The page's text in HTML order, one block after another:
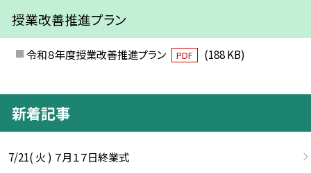
授業改善推進プラン
令和８年度授業改善推進プラン PDF (188 KB)
新着記事
7/21( 火 ) ７月１７日終業式